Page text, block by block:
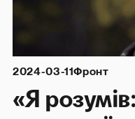
2024-03-11Фронт
«Я